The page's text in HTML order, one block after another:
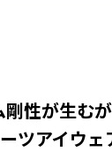
性が生む
ツアイウ